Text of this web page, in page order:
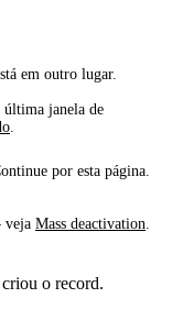
em outro lugar.
última janela de
por esta página.
veja Mass deactivation
o record.